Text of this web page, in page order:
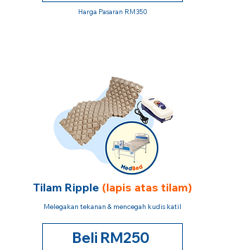
Harga Pasaran RM350
Tilam Ripple (lapis atas tilam)
Melegakan tekanan & mencegah kudis katil
Beli RM250